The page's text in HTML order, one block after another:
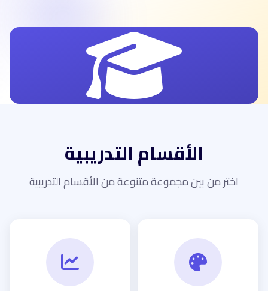
الأقسام التدريبية
اختر من بين مجموعة متنوعة من الأقسام التدريبية